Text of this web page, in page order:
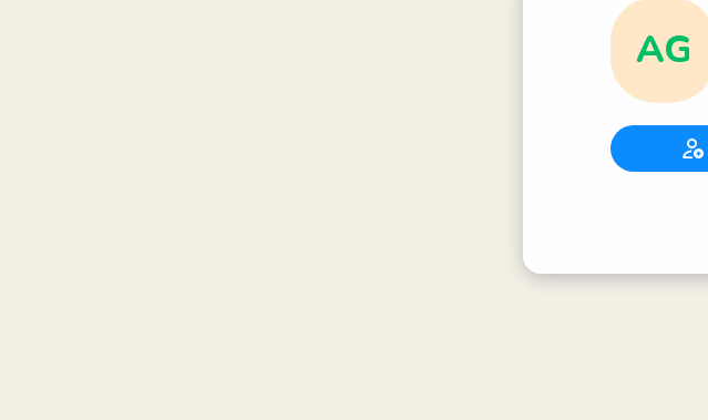
AG